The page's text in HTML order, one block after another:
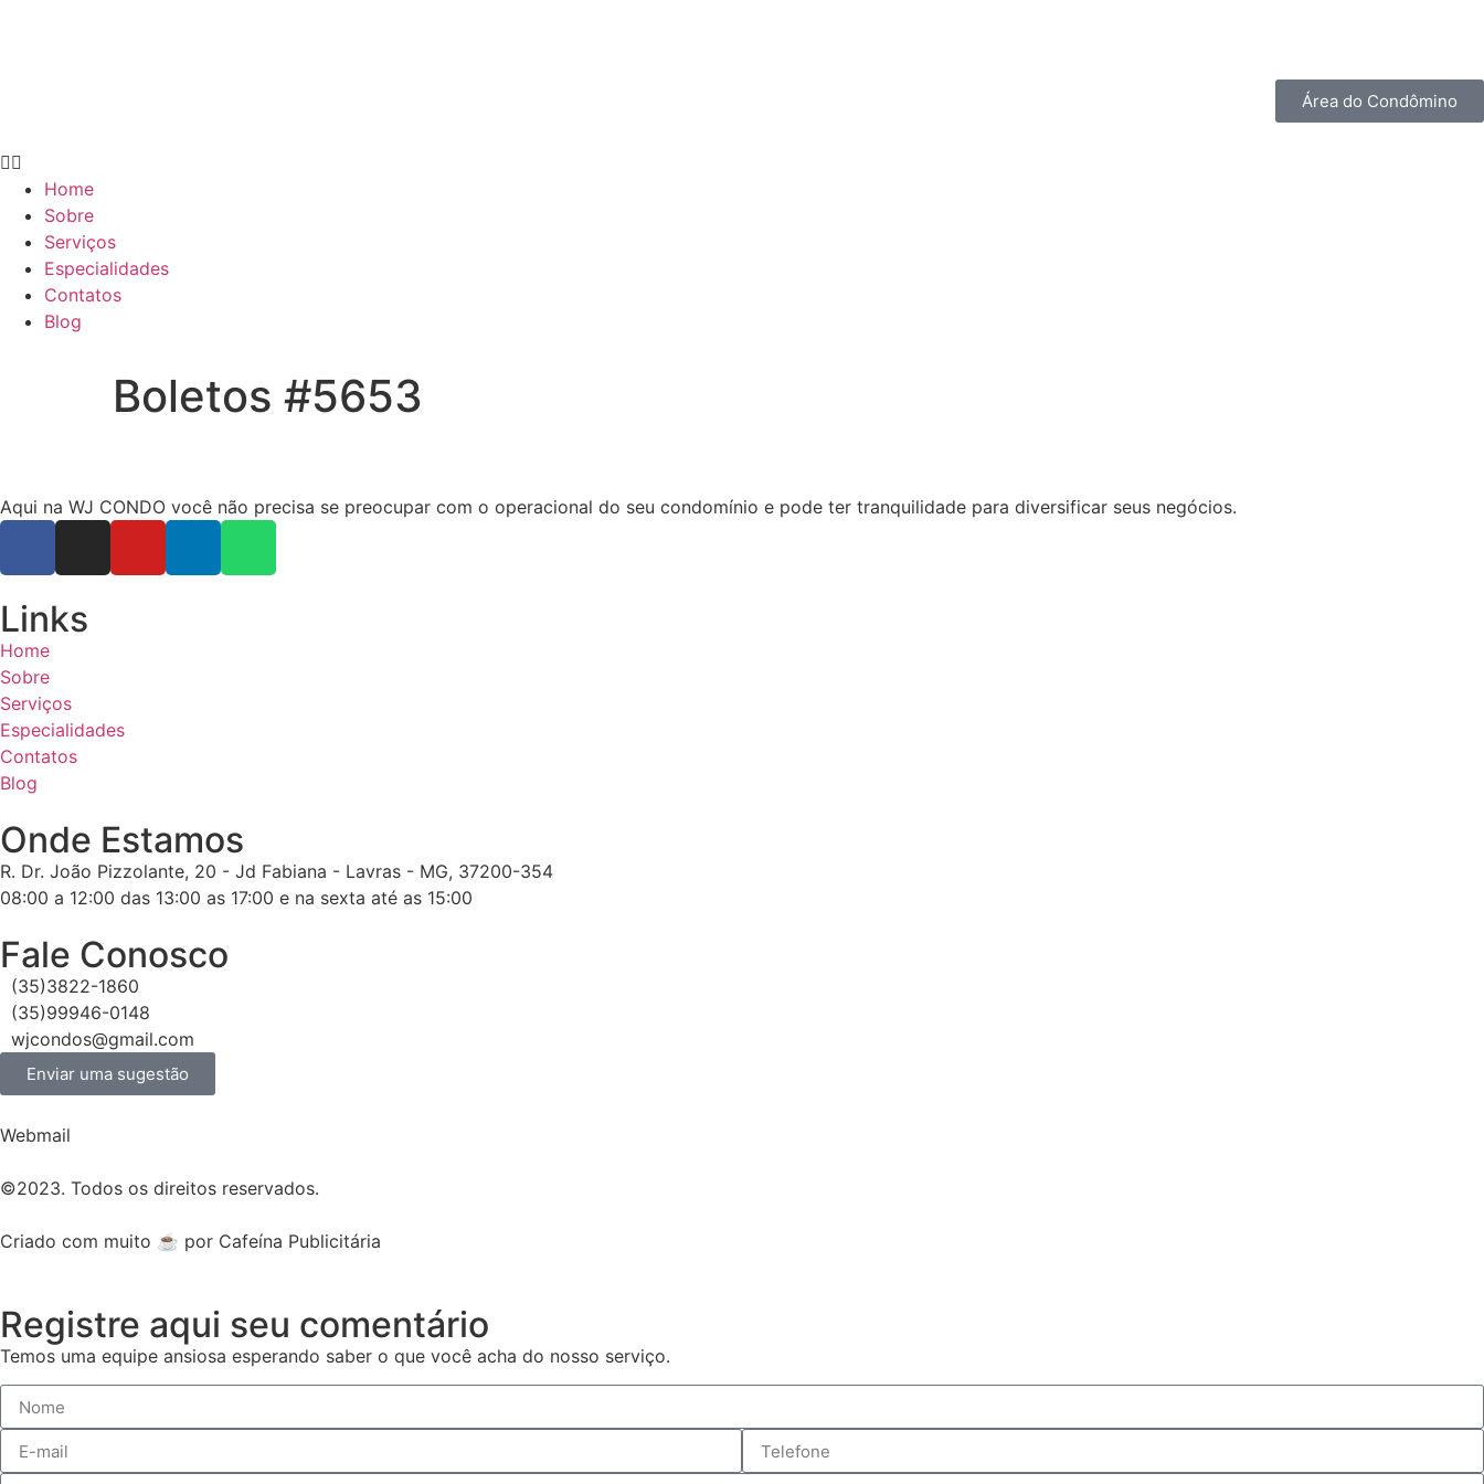
Área do Condômino
Home
Sobre
Serviços
Especialidades
Contatos
Blog
Boletos #5653
Aqui na WJ CONDO você não precisa se preocupar com o operacional do seu condomínio e pode ter tranquilidade para diversificar seus negócios.
Links
Home
Sobre
Serviços
Especialidades
Contatos
Blog
Onde Estamos
R. Dr. João Pizzolante, 20 - Jd Fabiana - Lavras - MG, 37200-354
08:00 a 12:00 das 13:00 as 17:00 e na sexta até as 15:00
Fale Conosco
(35)3822-1860
(35)99946-0148
wjcondos@gmail.com
Enviar uma sugestão
Webmail
©2023. Todos os direitos reservados.
Criado com muito ☕ por Cafeína Publicitária
Registre aqui seu comentário
Temos uma equipe ansiosa esperando saber o que você acha do nosso serviço.